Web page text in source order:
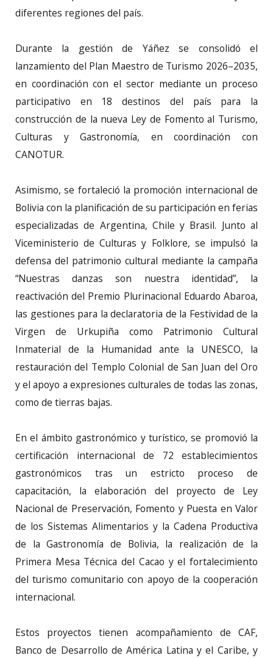
diferentes regiones del país.
Durante la gestión de Yáñez se consolidó el
lanzamiento del Plan Maestro de Turismo 2026–2035,
en coordinación con el sector mediante un proceso
participativo en 18 destinos del país para la
construcción de la nueva Ley de Fomento al Turismo,
Culturas y Gastronomía, en coordinación con
CANOTUR.
Asimismo, se fortaleció la promoción internacional de
Bolivia con la planificación de su participación en ferias
especializadas de Argentina, Chile y Brasil. Junto al
Viceministerio de Culturas y Folklore, se impulsó la
defensa del patrimonio cultural mediante la campaña
“Nuestras danzas son nuestra identidad”, la
reactivación del Premio Plurinacional Eduardo Abaroa,
las gestiones para la declaratoria de la Festividad de la
Virgen de Urkupiña como Patrimonio Cultural
Inmaterial de la Humanidad ante la UNESCO, la
restauración del Templo Colonial de San Juan del Oro
y el apoyo a expresiones culturales de todas las zonas,
como de tierras bajas.
En el ámbito gastronómico y turístico, se promovió la
certificación internacional de 72 establecimientos
gastronómicos tras un estricto proceso de
capacitación, la elaboración del proyecto de Ley
Nacional de Preservación, Fomento y Puesta en Valor
de los Sistemas Alimentarios y la Cadena Productiva
de la Gastronomía de Bolivia, la realización de la
Primera Mesa Técnica del Cacao y el fortalecimiento
del turismo comunitario con apoyo de la cooperación
internacional.
Estos proyectos tienen acompañamiento de CAF,
Banco de Desarrollo de América Latina y el Caribe, y